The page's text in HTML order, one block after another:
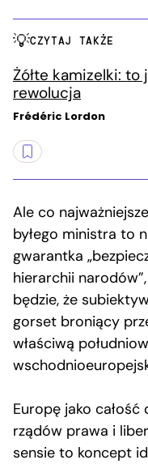
CZYTAJ TAKŻE
Żółte kamizelki:
rewolucja
Frédéric Lordon
Ale co
byłego ministra to
gwarantka
hierarchii
będzie, że
gorset broniący
właściwą
Europę jako całość
rządów prawa i
sensie to koncept